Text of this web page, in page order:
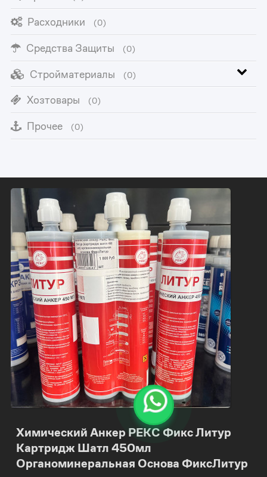
Расходники (0)
Средства Защиты (0)
Стройматериалы (0)
Хозтовары (0)
Прочее (0)
Химический Анкер РЕКС Фикс Литур
Картридж Шатл 450мл
Органоминеральная Основа ФиксЛитур